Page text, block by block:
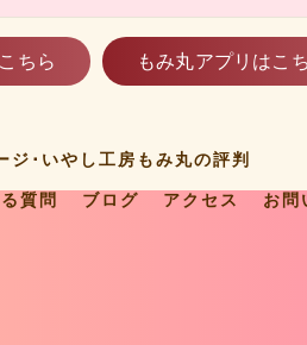
ちら もみ丸アプリはこ
ジ･いやし工房もみ丸の評判
質問 ブログ アクセス
お問